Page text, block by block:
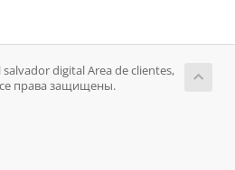
digital Area de clientes,
права защищены.